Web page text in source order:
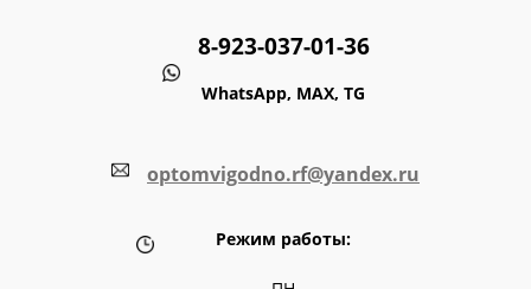
8-923-037-01-36
WhatsApp, MAX, TG
optomvigodno.rf@yandex.ru
Режим работы: